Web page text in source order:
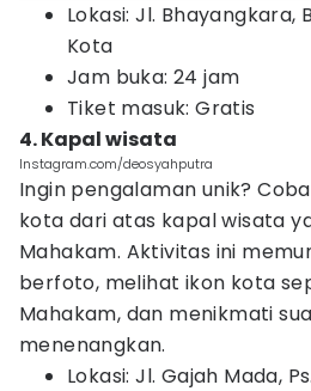
Lokasi: Jl. Bhayangkara,
Kota
Jam buka: 24 jam
Tiket masuk: Gratis
4. Kapal wisata
Instagram.com/deosyahputra
Ingin pengalaman unik?
kota dari atas kapal wisata
Mahakam. Aktivitas ini
berfoto, melihat ikon kota
Mahakam, dan menikmati
menenangkan.
Lokasi: Jl. Gajah Mada,